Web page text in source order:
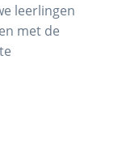
leerlingen
met de